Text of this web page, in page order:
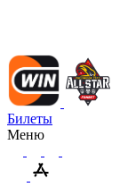
Билеты
Меню